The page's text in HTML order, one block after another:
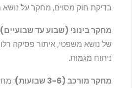
בדיקת חוק מסוים, מחקר על נושא
מחקר בינוני (שבוע עד שבועיים)
של נושא משפטי, איתור פסיקה
ניתוח מגמות.
מחקר מורכב (3-6 שבועות)
: